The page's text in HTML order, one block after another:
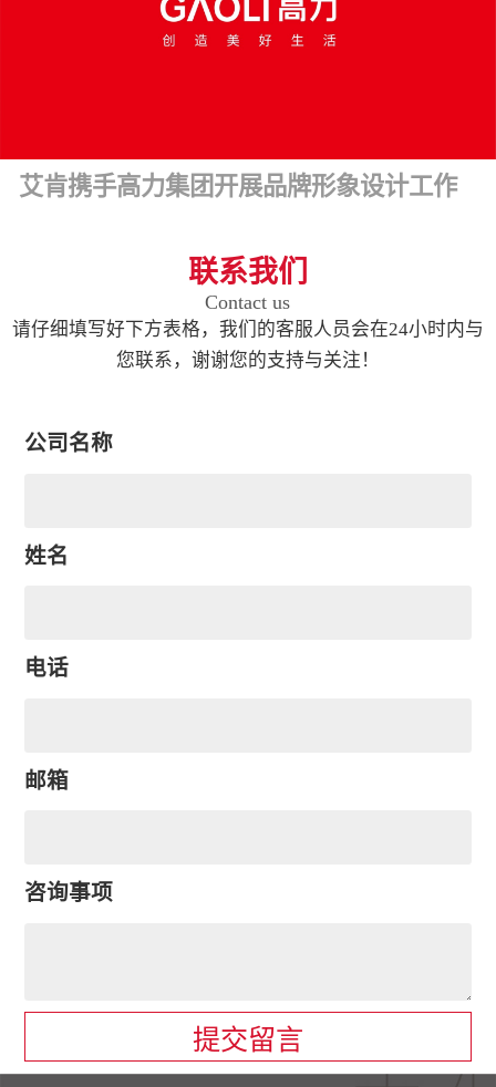
艾肯携手高力集团开展品牌形象设计工作
联系我们
Contact us
请仔细填写好下方表格，我们的客服人员会在24小时内与
您联系，谢谢您的支持与关注！
公司名称
姓名
电话
邮箱
咨询事项